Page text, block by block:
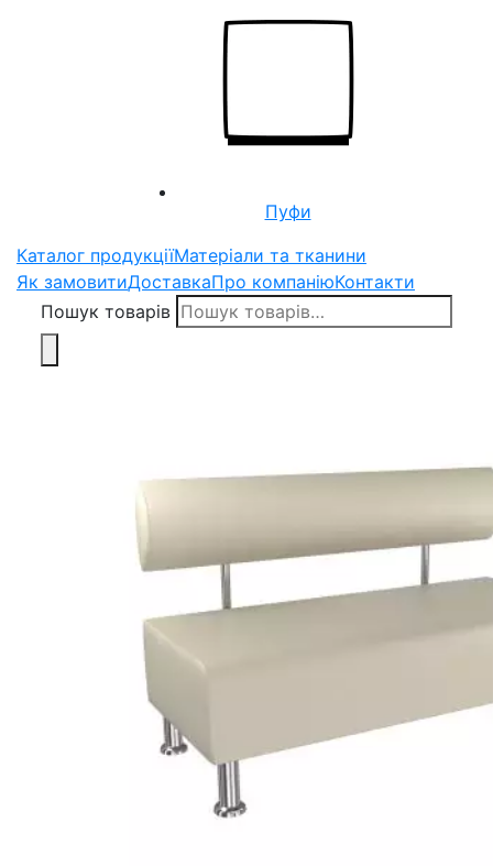
Пуфи
Каталог продукціїМатеріали та тканини
Як замовитиДоставкаПро компаніюКонтакти
Пошук товарів